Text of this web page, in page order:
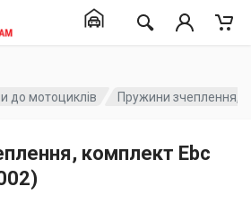
до мотоциклів Пружини зчеплення,
комплект Ebc